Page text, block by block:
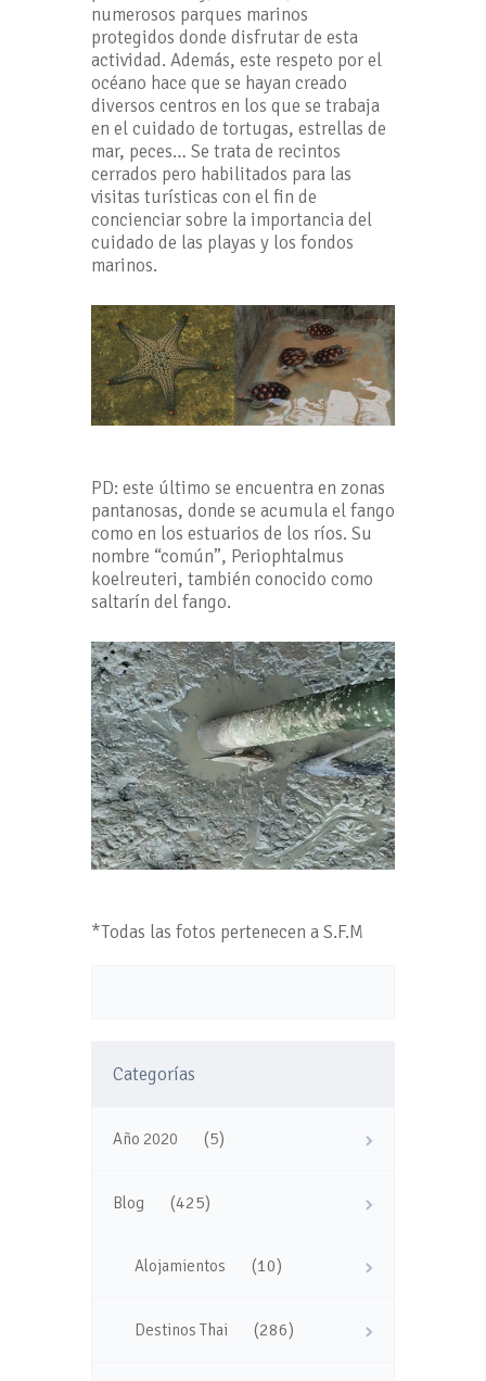
numerosos parques marinos
protegidos donde disfrutar de esta
actividad. Además, este respeto por el
océano hace que se hayan creado
diversos centros en los que se trabaja
en el cuidado de tortugas, estrellas de
mar, peces… Se trata de recintos
cerrados pero habilitados para las
visitas turísticas con el fin de
concienciar sobre la importancia del
cuidado de las playas y los fondos
marinos.
PD: este último se encuentra en zonas
pantanosas, donde se acumula el fango
como en los estuarios de los ríos. Su
nombre “común”, Periophtalmus
koelreuteri, también conocido como
saltarín del fango.
*Todas las fotos pertenecen a S.F.M
Categorías
Año 2020 (5)
Blog (425)
Alojamientos (10)
Destinos Thai (286)